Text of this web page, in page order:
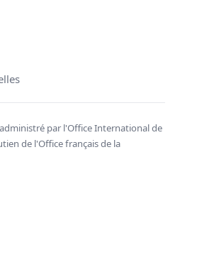
par l'Office International de
de l'Office français de la